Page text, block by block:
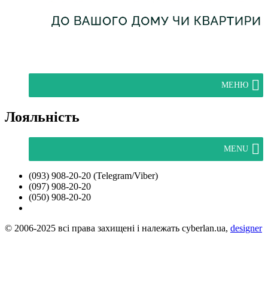
МЕНЮ
Лояльність
MENU
(093) 908-20-20 (Telegram/Viber)
(097) 908-20-20
(050) 908-20-20
© 2006-2025 всі права захищені і належать cyberlan.ua, designer